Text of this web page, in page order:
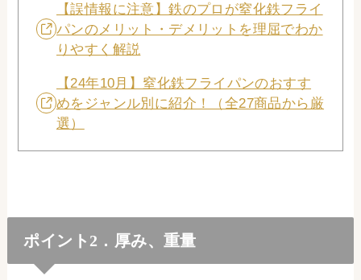
【誤情報に注意】鉄のプロが窒化鉄フライ
パンのメリット・デメリットを理屈でわか
りやすく解説
【24年10月】窒化鉄フライパンのおすす
めをジャンル別に紹介！（全27商品から厳
選）
ポイント2．厚み、重量